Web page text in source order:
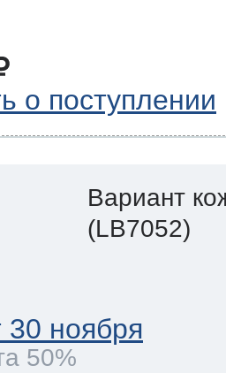
о поступлении
Вариант
(LB7052)
30 ноября
50%